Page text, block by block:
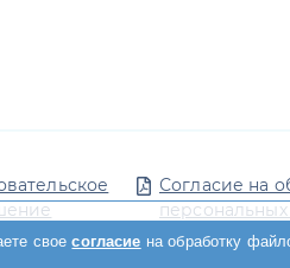
Согласие на